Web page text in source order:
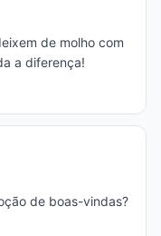
de molho com
a diferença!
de boas-vindas?